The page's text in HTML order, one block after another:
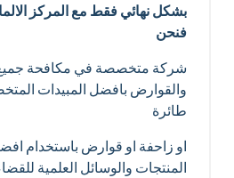
بشكل نهائي فقط مع المركز
فنحن
شركة متخصصة في مكافحة جميع
والقوارض بافضل المبيدات
طائرة
او زاحفة او قوارض باستخدام
المنتجات والوسائل العلمية